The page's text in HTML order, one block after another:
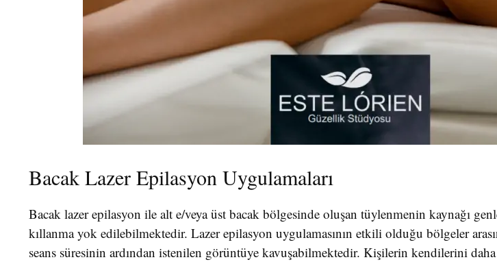
Bacak Lazer Epilasyon Uygulamaları
Bacak lazer epilasyon ile alt e/veya üst bacak bölgesinde oluşan tüylenmenin kaynağı
kıllanma yok edilebilmektedir. Lazer epilasyon uygulamasının etkili olduğu bölgeler
seans süresinin ardından istenilen görüntüye kavuşabilmektedir. Kişilerin kendilerini daha